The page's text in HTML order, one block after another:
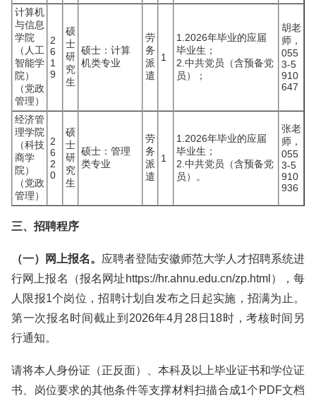
计算机
与信息
学院
（人工
智能学
院）
（党政
管理）
2
6
1
9
硕
士
研
究
生
硕士：计算
机类专业
劳
务
派
遣
1
1.2026年毕业的应届
毕业生；
2.中共党员（含预备党
员）；
胡老
师，
055
3-5
910
647
经济管
理学院
（科技
商学
院）
（党政
管理）
2
6
2
0
硕
士
研
究
生
硕士：管理
类专业
劳
务
派
遣
1
1.2026年毕业的应届
毕业生；
2.中共党员（含预备党
员）。
张老
师，
055
3-5
910
936
三、招聘程序
（一）网上报名。 应聘者登陆安徽师范大学人才招聘系统进
行网上报名（报名网址https://hr.ahnu.edu.cn/zp.html），每
人限报1个岗位，招聘计划自发布之日起实施，招满为止。
第一次报名时间截止到2026年4月28日18时，考核时间另
行通知。
请将本人身份证（正反面）、本科及以上毕业证书和学位证
书、岗位要求的其他条件等支撑材料扫描合成1个PDF文档